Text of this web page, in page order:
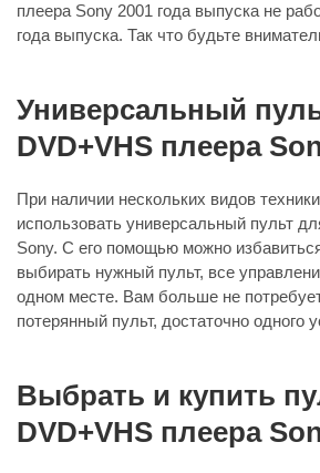
плеера Sony 2001 года выпуска не
года выпуска. Так что будьте
Универсальный
DVD+VHS плеера
При наличии нескольких видов
использовать универсальный пульт
Sony. С его помощью можно
выбирать нужный пульт, все
одном месте. Вам больше не
потерянный пульт, достаточно одного
Выбрать и купить
DVD+VHS плеера